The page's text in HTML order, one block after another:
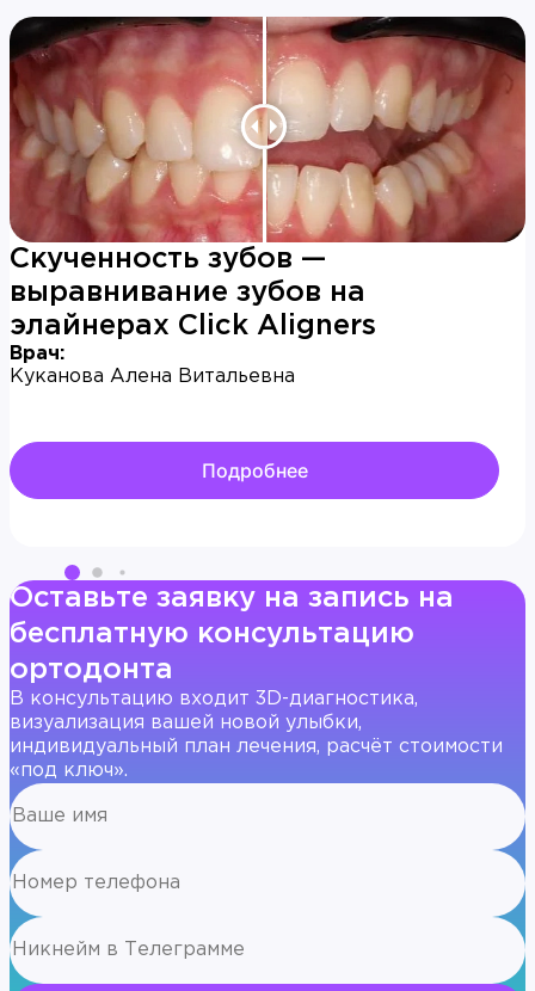
Скученность зубов —
выравнивание зубов на
элайнерах Click Aligners
Врач:
Куканова Алена Витальевна
Подробнее
Оставьте заявку на запись на
бесплатную консультацию
ортодонта
В консультацию входит 3D-диагностика,
визуализация вашей новой улыбки,
индивидуальный план лечения, расчёт стоимости
«под ключ».